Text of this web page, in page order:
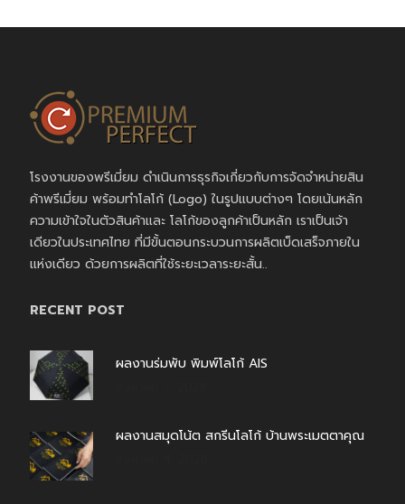
โรงงานของพรีเมี่ยม ดำเนินการธุรกิจเกี่ยวกับการจัดจำหน่ายสิน
ค้าพรีเมี่ยม พร้อมทำโลโก้ (Logo) ในรูปแบบต่างๆ โดยเน้นหลัก
ความเข้าใจในตัวสินค้าและ โลโก้ของลูกค้าเป็นหลัก เราเป็นเจ้า
เดียวในประเทศไทย ที่มีขั้นตอนกระบวนการผลิตเบ็ดเสร็จภายใน
แห่งเดียว ด้วยการผลิตที่ใช้ระยะเวลาระยะสั้น..
RECENT POST
ผลงานร่มพับ พิมพ์โลโก้ AIS
ผลงานสมุดโน้ต สกรีนโลโก้ บ้านพระเมตตาคุณ